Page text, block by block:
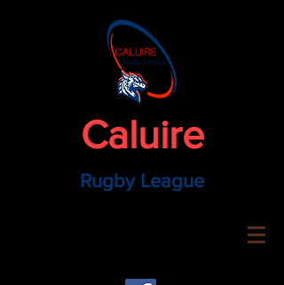
Caluire
Rugby League